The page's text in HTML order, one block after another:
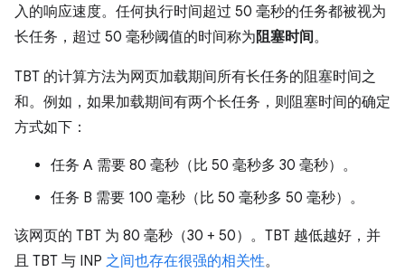
入的响应速度。任何执行时间超过 50 毫秒的任务都被视为
长任务，超过 50 毫秒阈值的时间称为阻塞时间。
TBT 的计算方法为网页加载期间所有长任务的阻塞时间之
和。例如，如果加载期间有两个长任务，则阻塞时间的确定
方式如下：
任务 A 需要 80 毫秒（比 50 毫秒多 30 毫秒）。
任务 B 需要 100 毫秒（比 50 毫秒多 50 毫秒）。
该网页的 TBT 为 80 毫秒（30 + 50）。TBT 越低越好，并
且 TBT 与 INP 之间也存在很强的相关性。